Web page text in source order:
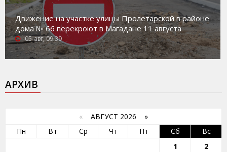
Движение на участке улицы Пролетарской в районе
дома № 66 перекроют в Магадане 11 августа
05-авг, 09:39
АРХИВ
« АВГУСТ 2026 »
Пн
Вт Ср Чт Пт Сб
Вс
1
2